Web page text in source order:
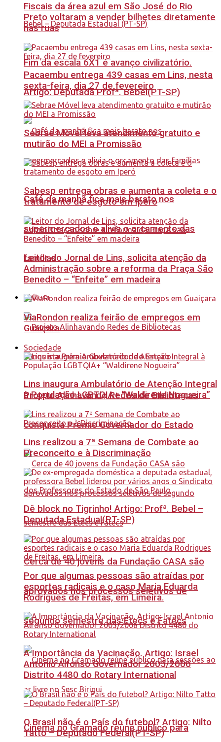
Fim da escala 6X1 é avanço civilizatório.
Artigo: Deputada Profª. Bebel(PT-SP)
Café da manhã fica mais barato nos
supermercados e alivia o orçamento das
famílias
Cultura
Projeto Alinhavando Redes de Bibliotecas
conquista Prêmio Governador do Estado
Cerca de 40 jovens da Fundação CASA são
aprovados nos processos seletivos de
segundo semestre das Etecs e Fatecs
Cinema no Gramado reúne público para
Fiscais da área azul em São José do Rio
Preto voltaram a vender bilhetes diretamente
nas ruas
Pacaembu entrega 439 casas em Lins, nesta
sexta-feira, dia 27 de fevereiro
Sebrae Móvel leva atendimento gratuito e
mutirão do MEI a Promissão
Sabesp entrega obras e aumenta a coleta e o
tratamento de esgoto em Iperó
Leitor do Jornal de Lins, solicita atenção da
Administração sobre a reforma da Praça São
Benedito – “Enfeite” em madeira
ViaRondon realiza feirão de empregos em
Guaiçara
Sociedade
Lins inaugura Ambulatório de Atenção Integral
à População LGBTQIA+ “Waldirene Nogueira”
Lins realizou a 7ª Semana de Combate ao
Preconceito e à Discriminação
Dê block no Tigrinho! Artigo: Profª. Bebel –
Deputada Estadual(PT-SP)
Por que algumas pessoas são atraídas por
esportes radicais e o caso Maria Eduarda
Rodrigues de Freitas, em Limeira.
A Importância da Vacinação. Artigo: Israel
Antonio Alfonso Governador 2005/2006
Distrito 4480 do Rotary International
O Brasil não é o País do futebol? Artigo: Nilto
Tatto – Deputado Federal(PT-SP)